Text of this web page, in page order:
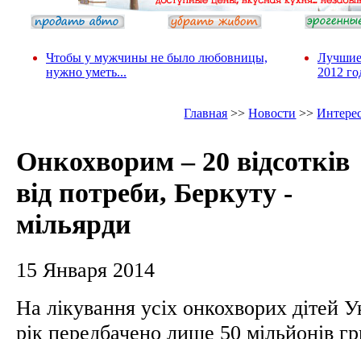
Чтобы у мужчины не было любовницы,
нужно уметь...
Лучшие
2012
Главная >>Новости >>
Онкохворим – 20 відсотків
від потреби, Беркуту -
мільярди
15 Января 2014
На лікування усіх онкохворих дітей
рік передбачено лише 50 мільйонів